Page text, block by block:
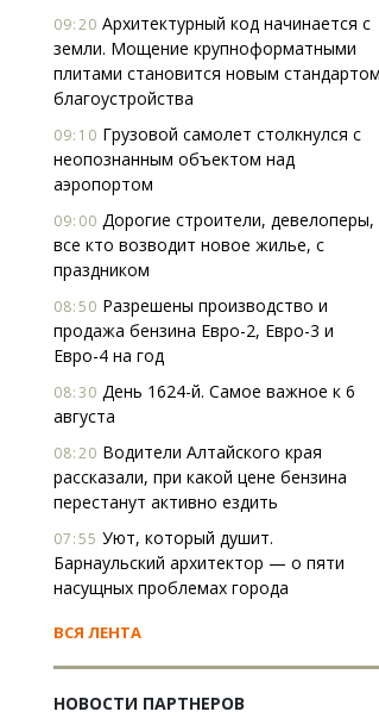
09:20 Архитектурный код начинается с
земли. Мощение крупноформатными
плитами становится новым стандартом
благоустройства
09:10 Грузовой самолет столкнулся с
неопознанным объектом над
аэропортом
09:00 Дорогие строители, девелоперы,
все кто возводит новое жилье, с
праздником
08:50 Разрешены производство и
продажа бензина Евро-2, Евро-3 и
Евро-4 на год
08:30 День 1624-й. Самое важное к 6
августа
08:20 Водители Алтайского края
рассказали, при какой цене бензина
перестанут активно ездить
07:55 Уют, который душит.
Барнаульский архитектор — о пяти
насущных проблемах города
ВСЯ ЛЕНТА
НОВОСТИ ПАРТНЕРОВ